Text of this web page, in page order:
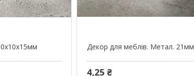
Декор для меблів. Метал. 21мм
4,25 ₴